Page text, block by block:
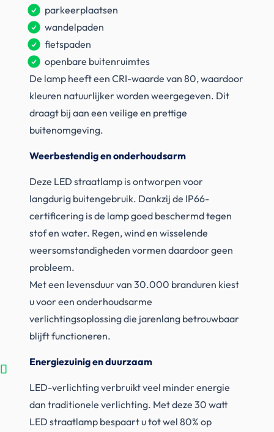
parkeerplaatsen
wandelpaden
fietspaden
openbare buitenruimtes
De lamp heeft een CRI-waarde van 80, waardoor
kleuren natuurlijker worden weergegeven. Dit
draagt bij aan een veilige en prettige
buitenomgeving.
Weerbestendig en onderhoudsarm
Deze LED straatlamp is ontworpen voor
langdurig buitengebruik. Dankzij de IP66-
certificering is de lamp goed beschermd tegen
stof en water. Regen, wind en wisselende
weersomstandigheden vormen daardoor geen
probleem.
Met een levensduur van 30.000 branduren kiest
u voor een onderhoudsarme
verlichtingsoplossing die jarenlang betrouwbaar
blijft functioneren.
Energiezuinig en duurzaam
LED-verlichting verbruikt veel minder energie
dan traditionele verlichting. Met deze 30 watt
LED straatlamp bespaart u tot wel 80% op